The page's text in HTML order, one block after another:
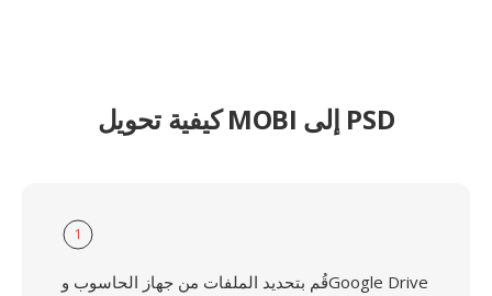
كيفية تحويل MOBI إلى PSD
1
قُم بتحديد الملفات من جهاز الحاسوب وGoogle Drive